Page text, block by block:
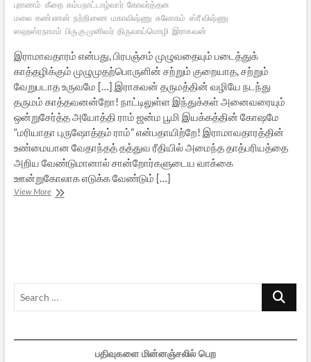
புராணம் கீதை கம்பநாட்டாழ்வார் கோவர்த்தன
மலை கண்ணன் நற்றிணை மகாவிஷ்ணு சுலோகம் ஸ்ரீ விஷ்ணு
ஸஹஸ்ரநாமம் பிருகு முனிவர் திருவாய்மொழி இராகவன்
இராமாவதாரம் என்பது, பிரபஞ்சம் முழுவதையும் படைத்துக்
காத்தழிக்கும் முழுமுதற்பொருளின் சற்றும் குறையாத, சற்றும்
வேறுபடாத உருவமே […] இராகவன் தருமத்தின் வழியே நடந்து
தருமம் காத்தவனன்றோ! நாட்டிலுள்ள இந்துக்கள் அனைவரையும்
ஒன்றுசேர்த்த அயோத்தி ராம் ஜன்ம பூமி இயக்கத்தின் கோஷமே
“மரியாதா புருஷோத்தம் ராம்” என்பதாயிற்றே! இராமாவதாரத்தின்
உண்மையான வேதாந்தத் தத்துவ ரீதியில் அமைந்த தாத்பரியத்தை
அறிய வேண்டுமானால் சான்றோர்களுடைய வாக்கை
ஊன்றுகோலாக எடுக்க வேண்டும் […]
View Moreஅச்சுதனின்
Search
பதிவுகளை மின்னஞ்சலில் பெற